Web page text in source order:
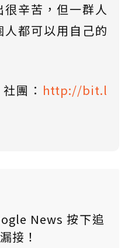
很辛苦，但一群人
都可以用自己的
團： http://bit.l
News 按下追
接！